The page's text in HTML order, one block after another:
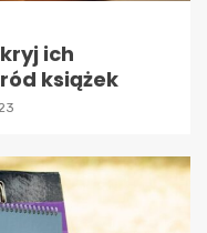
ich
książek